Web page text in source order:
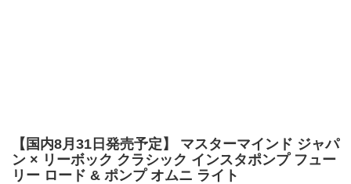
【国内8月31日発売予定】 マスターマインド ジャパ
ン × リーボック クラシック インスタポンプ フュー
リー ロード & ポンプ オムニ ライト